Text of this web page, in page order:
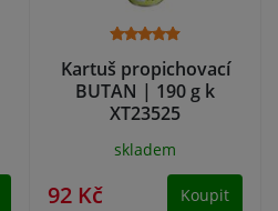
Kartuš propichovací
BUTAN | 190 g k
XT23525
skladem
92 Kč Koupit